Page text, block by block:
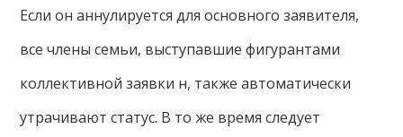
Если он аннулируется для основного заявителя,
все члены семьи, выступавшие фигурантами
коллективной заявки н, также автоматически
утрачивают статус. В то же время следует